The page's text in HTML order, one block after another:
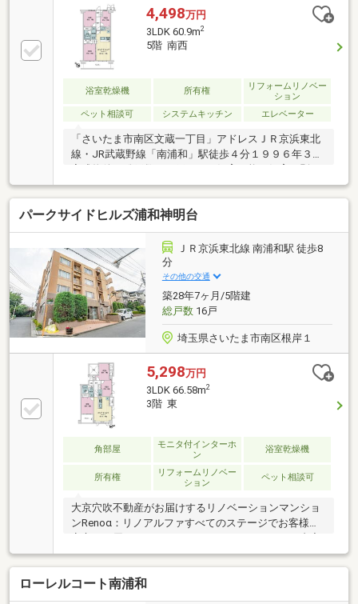
4,498万円
3LDK 60.9m2
5階 南西
浴室乾燥機 所有権
リフォームリノベー
ション
ペット相談可
システムキッチン エレベーター
「さいたま市南区文蔵一丁目」アドレスＪＲ京浜東北
線・JR武蔵野線「南浦和」駅徒歩４分１９９６年３月
完成物件・総戸数４２戸ペット飼育可能（飼育細則
有）地上８階建ての５階部分南西向き住戸・陽当た
り・眺望良好～リノベーション内容～（２０２６年２
月工事完了）・システムキッチン交換（浄水器一体型
水栓・食洗器付）・ユニットバス交換・洗面化粧台交
換・トイレ交換 ・クロス張替・建具交換・フローリ
ング張替・洗濯機用防水パン交換 ・給湯器交換
・・・等日照・眺望は永続的に保証されるものではあ
りません。
パークサイドヒルズ浦和神明台
ＪＲ京浜東北線 南浦和駅 徒歩8
分
その他の交通
築28年7ヶ月/5階建
総戸数16戸
埼玉県さいたま市南区根岸１
5,298万円
3LDK 66.58m2
3階 東
角部屋
モニタ付インターホ
ン
浴室乾燥機
所有権
リフォームリノベー
ション
ペット相談可
大京穴吹不動産がお届けするリノベーションマンショ
ンRenoα：リノアルファすべてのステージでお客様に
～～～～～～ （2026年7月完了）・システム
キッチン交換（食洗機付）・ユニットバス交換（１３
１７タイプ）・洗面化粧台交換・トイレ交換・クロス
張替・フローリング張替・洗濯機用防水パン交換
ローレルコート南浦和